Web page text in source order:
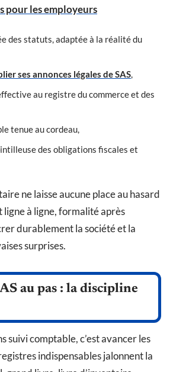
pour les employeurs
des statuts, adaptée à la réalité du
ses annonces légales de SAS,
au registre du commerce et des
tenue au cordeau,
des obligations fiscales et
ne laisse aucune place au hasard
ligne à ligne, formalité après
durablement la société et la
surprises.
au pas : la discipline
suivi comptable, c’est avancer les
indispensables jalonnent la